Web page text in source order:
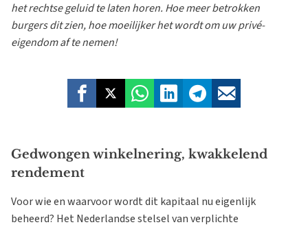
het rechtse geluid te laten horen. Hoe meer betrokken
burgers dit zien, hoe moeilijker het wordt om uw privé-
eigendom af te nemen!
Gedwongen winkelnering, kwakkelend
rendement
Voor wie en waarvoor wordt dit kapitaal nu eigenlijk
beheerd? Het Nederlandse stelsel van verplichte